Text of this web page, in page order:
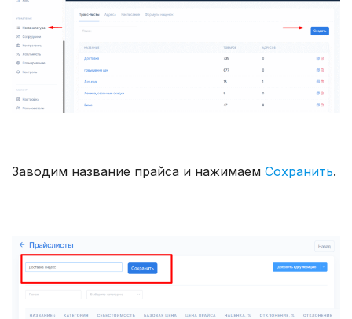
Заводим название прайса и нажимаем Сохранить.